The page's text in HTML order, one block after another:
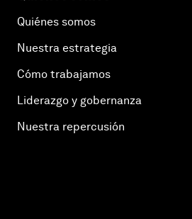
Quiénes somos
Nuestra estrategia
Cómo trabajamos
Liderazgo y gobernanza
Nuestra repercusión